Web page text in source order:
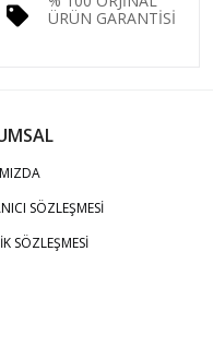
ÜRÜN GARANTİSİ
SÖZLEŞMESİ
SÖZLEŞMESİ